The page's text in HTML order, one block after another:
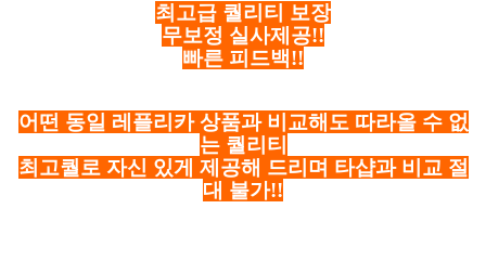
최고급 퀄리티 보장
무보정 실사제공!!
빠른 피드백!!
어떤 동일 레플리카 상품과 비교해도 따라올 수 없
는 퀄리티
최고퀄로 자신 있게 제공해 드리며 타샵과 비교 절
대 불가!!